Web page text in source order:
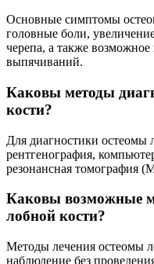
Основные симптомы
головные боли,
черепа, а также
выпячиваний.
Каковы методы
кости?
Для диагностики остеомы
рентгенография,
резонансная томография
Каковы возможные
лобной кости?
Методы лечения остеомы
наблюдение без